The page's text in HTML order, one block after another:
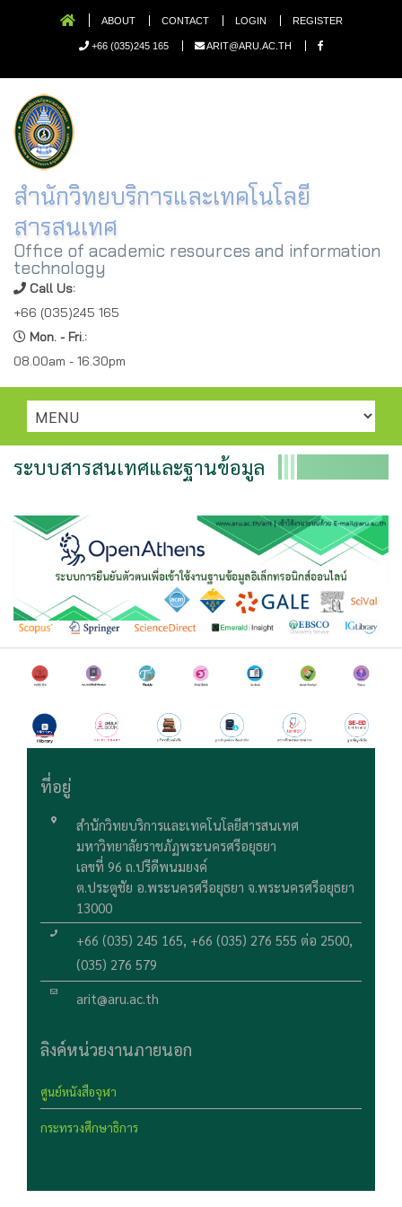
ABOUT CONTACT LOGIN REGISTER
+66 (035)245 165 ARIT@ARU.AC.TH
สำนักวิทยบริการและเทคโนโลยี
สารสนเทศ
Office of academic resources and information
technology
Call Us:
+66 (035)245 165
Mon. - Fri.:
08.00am - 16.30pm
ระบบสารสนเทศและฐานข้อมูล
ที่อยู่
สำนักวิทยบริการและเทคโนโลยีสารสนเทศ
มหาวิทยาลัยราชภัฏพระนครศรีอยุธยา
เลขที่ 96 ถ.ปรีดีพนมยงค์
ต.ประตูชัย อ.พระนครศรีอยุธยา จ.พระนครศรีอยุธยา
13000
+66 (035) 245 165, +66 (035) 276 555 ต่อ 2500,
(035) 276 579
arit@aru.ac.th
ลิงค์หน่วยงานภายนอก
ศูนย์หนังสือจุฬา
กระทรวงศึกษาธิการ